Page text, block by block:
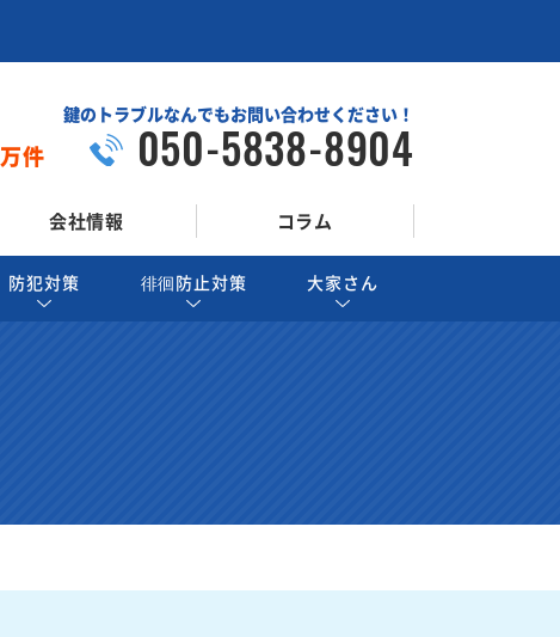
万件
鍵のトラブルなんでもお問い合わせください！
050-5838-8904
会社情報 コラム
防犯対策 徘徊防止対策 大家さん